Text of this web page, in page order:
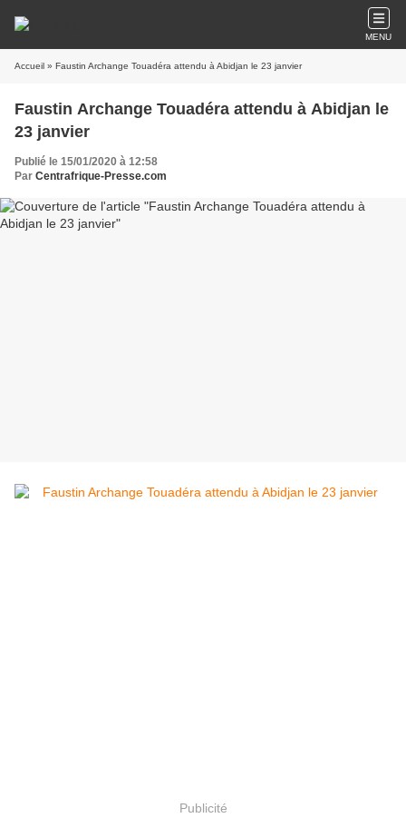
MENU
Accueil » Faustin Archange Touadéra attendu à Abidjan le 23 janvier
Faustin Archange Touadéra attendu à Abidjan le
23 janvier
Publié le 15/01/2020 à 12:58
Par Centrafrique-Presse.com
Publicité